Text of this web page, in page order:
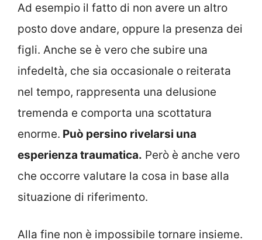
Ad esempio il fatto di non avere un altro
posto dove andare, oppure la presenza dei
figli. Anche se è vero che subire una
infedeltà, che sia occasionale o reiterata
nel tempo, rappresenta una delusione
tremenda e comporta una scottatura
enorme. Può persino rivelarsi una
esperienza traumatica. Però è anche vero
che occorre valutare la cosa in base alla
situazione di riferimento.
Alla fine non è impossibile tornare insieme.